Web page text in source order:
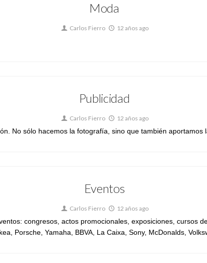
Moda
Carlos Fierro 12 años ago
Publicidad
Carlos Fierro 12 años ago
No sólo hacemos la fotografía, sino que también aportamos
Eventos
Carlos Fierro 12 años ago
congresos, actos promocionales, exposiciones, cursos
Porsche, Yamaha, BBVA, La Caixa, Sony, McDonalds,